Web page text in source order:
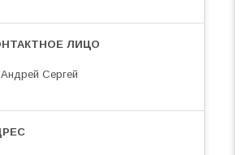
Андрей Сергей